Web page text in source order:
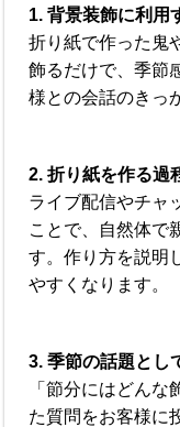
1. 背景装飾に利用
折り紙で作った鬼
飾るだけで、季節
様との会話のきっ
2. 折り紙を作る過
ライブ配信やチャ
ことで、自然体で
す。作り方を説明
やすくなります。
3. 季節の話題とし
「節分にはどん
た質問をお客様に